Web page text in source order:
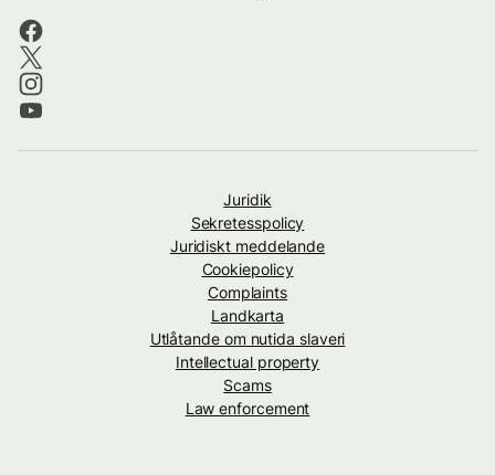
Juridik
Sekretesspolicy
Juridiskt meddelande
Cookiepolicy
Complaints
Landkarta
Utlåtande om nutida slaveri
Intellectual property
Scams
Law enforcement